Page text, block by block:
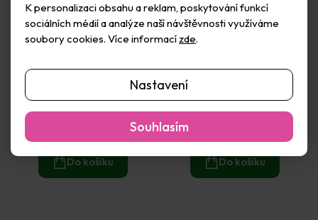
K personalizaci obsahu a reklam, poskytování funkcí
sociálních médií a analýze naší návštěvnosti využíváme
soubory cookies. Více informacízde.
Nastavení
Souhlasím
Silikonové špachtle sada
(2ks)
Skladem(2 ks)
Do košíku
Síto v rámu na výrobu
papíru A5
Skladem(1 ks)
Do košíku